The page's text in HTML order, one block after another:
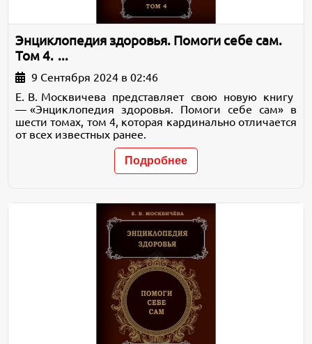
Энциклопедия здоровья. Помоги себе сам.
Том 4. ...
9 Сентября 2024 в 02:46
Е. В. Москвичева представляет свою новую книгу
— «Энциклопедия здоровья. Помоги себе сам» в
шести томах, том 4, которая кардинально отличается
от всех известных ранее.
Подробнее